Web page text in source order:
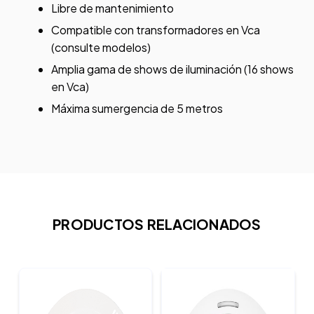
Libre de mantenimiento
Compatible con transformadores en Vca
(consulte modelos)
Amplia gama de shows de iluminación (16 shows
en Vca)
Máxima sumergencia de 5 metros
PRODUCTOS RELACIONADOS